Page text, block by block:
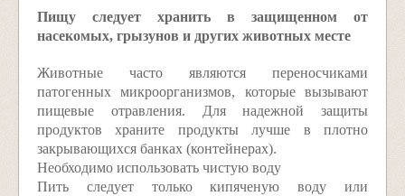
Пищу следует хранить в защищенном от
насекомых, грызунов и других животных месте
Животные часто являются переносчиками
патогенных микроорганизмов, которые вызывают
пищевые отравления. Для надежной защиты
продуктов храните продукты лучше в плотно
закрывающихся банках (контейнерах).
Необходимо использовать чистую воду
Пить следует только кипяченую воду или